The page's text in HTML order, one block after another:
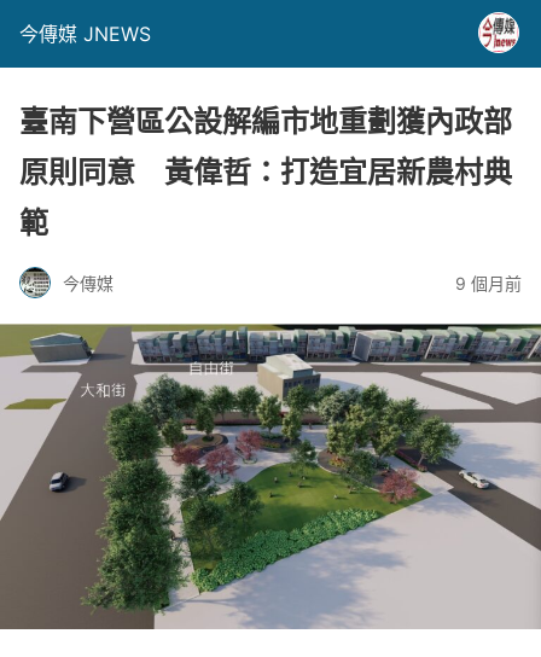
今傳媒 JNEWS
臺南下營區公設解編市地重劃獲內政部
原則同意 黃偉哲：打造宜居新農村典
範
今傳媒 9 個月前